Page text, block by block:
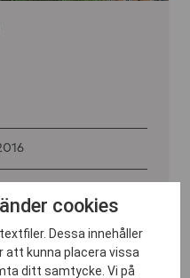
cookies
Dessa innehåller
att kunna placera vissa
ditt samtycke. Vi på